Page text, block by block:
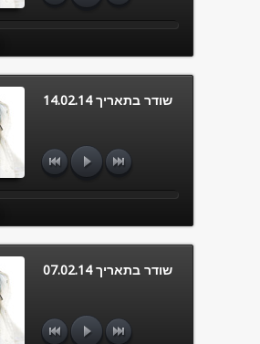
שודר בתאריך 14.02.14
שודר בתאריך 07.02.14